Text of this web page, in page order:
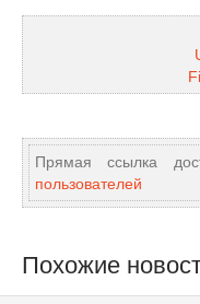
Прямая ссылка
пользователей
Похожие